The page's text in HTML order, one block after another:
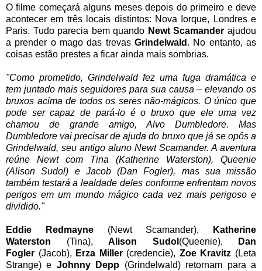
O filme começará alguns meses depois do primeiro e deve
acontecer em três locais distintos: Nova Iorque, Londres e
Paris. Tudo parecia bem quando Newt Scamander ajudou
a prender o mago das trevas Grindelwald . No entanto, as
coisas estão prestes a ficar ainda mais sombrias.
"Como prometido, Grindelwald fez uma fuga dramática e
tem juntado mais seguidores para sua causa – elevando os
bruxos acima de todos os seres não-mágicos. O único que
pode ser capaz de pará-lo é o bruxo que ele uma vez
chamou de grande amigo, Alvo Dumbledore. Mas
Dumbledore vai precisar de ajuda do bruxo que já se opôs a
Grindelwald, seu antigo aluno Newt Scamander. A aventura
reúne Newt com Tina (Katherine Waterston), Queenie
(Alison Sudol) e Jacob (Dan Fogler), mas sua missão
também testará a lealdade deles conforme enfrentam novos
perigos em um mundo mágico cada vez mais perigoso e
dividido."
Eddie Redmayne(Newt Scamander),
Katherine
Waterston (Tina), Alison Sudol (Queenie),
Dan
Fogler (Jacob), Erza Miller(credencie), Zoe Kravitz (Leta
Strange) e Johnny Depp (Grindelwald) retornam para a